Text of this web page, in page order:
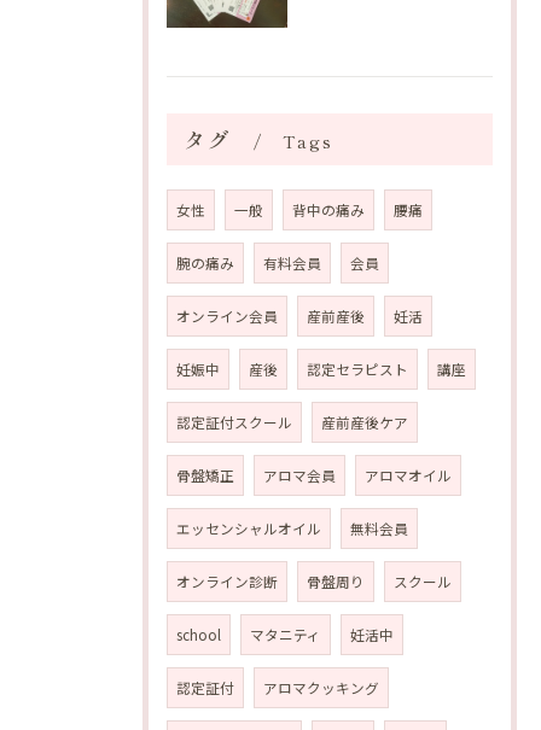
タグ Tags
女性 一般 背中の痛み 腰痛
腕の痛み 有料会員 会員
オンライン会員 産前産後 妊活
妊娠中 産後 認定セラピスト 講座
認定証付スクール 産前産後ケア
骨盤矯正 アロマ会員 アロマオイル
エッセンシャルオイル 無料会員
オンライン診断 骨盤周り スクール
school マタニティ 妊活中
認定証付 アロマクッキング